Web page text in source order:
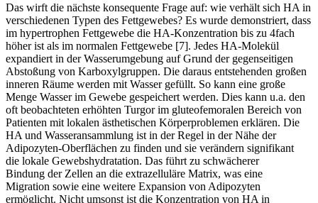
Das wirft die nächste konsequente Frage auf: wie verhält sich HA in
verschiedenen Typen des Fettgewebes? Es wurde demonstriert, dass
im hypertrophen Fettgewebe die HA-Konzentration bis zu 4fach
höher ist als im normalen Fettgewebe [7]. Jedes HA-Molekül
expandiert in der Wasserumgebung auf Grund der gegenseitigen
Abstoßung von Karboxylgruppen. Die daraus entstehenden großen
inneren Räume werden mit Wasser gefüllt. So kann eine große
Menge Wasser im Gewebe gespeichert werden. Dies kann u.a. den
oft beobachteten erhöhten Turgor im gluteofemoralen Bereich von
Patienten mit lokalen ästhetischen Körperproblemen erklären. Die
HA und Wasseransammlung ist in der Regel in der Nähe der
Adipozyten-Oberflächen zu finden und sie verändern signifikant
die lokale Gewebshydratation. Das führt zu schwächerer
Bindung der Zellen an die extrazelluläre Matrix, was eine
Migration sowie eine weitere Expansion von Adipozyten
ermöglicht. Nicht umsonst ist die Konzentration von HA in